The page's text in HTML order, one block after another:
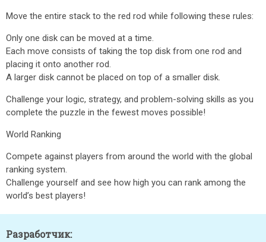
Move the entire stack to the red rod while following these rules:
Only one disk can be moved at a time.
Each move consists of taking the top disk from one rod and
placing it onto another rod.
A larger disk cannot be placed on top of a smaller disk.
Challenge your logic, strategy, and problem-solving skills as you
complete the puzzle in the fewest moves possible!
World Ranking
Compete against players from around the world with the global
ranking system.
Challenge yourself and see how high you can rank among the
world’s best players!
Разработчик: